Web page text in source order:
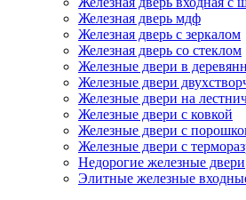
Железная дверь мдф
Железная дверь с зеркалом
Железная дверь со стеклом
Железные двери в
Железные двери
Железные двери на
Железные двери с ковкой
Железные двери с
Железные двери с
Недорогие железные двери
Элитные железные